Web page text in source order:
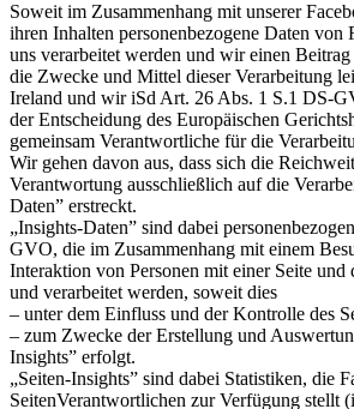
Soweit im Zusammenhang mit unserer
ihren Inhalten personenbezogene Daten von
uns verarbeitet werden und wir einen
die Zwecke und Mittel dieser Verarbeitung
Ireland und wir iSd Art. 26 Abs. 1 S.1 DS-
der Entscheidung des Europäischen
gemeinsam Verantwortliche für die
Wir gehen davon aus, dass sich die
Verantwortung ausschließlich auf die
Daten” erstreckt.
„Insights-Daten” sind dabei
GVO, die im Zusammenhang mit einem
Interaktion von Personen mit einer Seite und
und verarbeitet werden, soweit dies
– unter dem Einfluss und der Kontrolle des
– zum Zwecke der Erstellung und
Insights” erfolgt.
„Seiten-Insights” sind dabei Statistiken, die
SeitenVerantwortlichen zur Verfügung stellt